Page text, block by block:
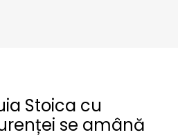
Stoica cu
se amână